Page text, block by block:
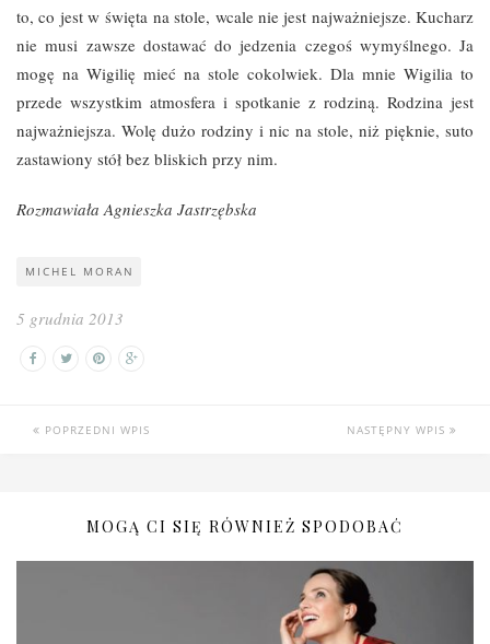
to, co jest w święta na stole, wcale nie jest najważniejsze. Kucharz
nie musi zawsze dostawać do jedzenia czegoś wymyślnego. Ja
mogę na Wigilię mieć na stole cokolwiek. Dla mnie Wigilia to
przede wszystkim atmosfera i spotkanie z rodziną. Rodzina jest
najważniejsza. Wolę dużo rodziny i nic na stole, niż pięknie, suto
zastawiony stół bez bliskich przy nim.
Rozmawiała Agnieszka Jastrzębska
MICHEL MORAN
5 grudnia 2013
POPRZEDNI WPIS NASTĘPNY WPIS
MOGĄ CI SIĘ RÓWNIEŻ SPODOBAĆ